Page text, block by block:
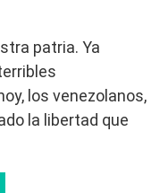
patria. Ya
los venezolanos,
la libertad que